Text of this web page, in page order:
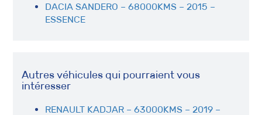
DACIA SANDERO – 68000KMS – 2015 –
ESSENCE
Autres véhicules qui pourraient vous
intéresser
RENAULT KADJAR – 63000KMS – 2019 –